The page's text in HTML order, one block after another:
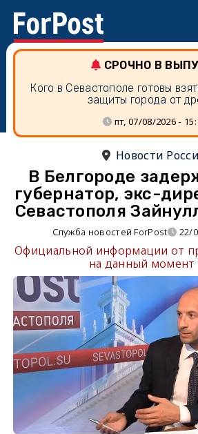
СРОЧНО В
Кого в Севастополе готовы
защиты города от
пт, 07/08/2026 -
Новости
В Белгороде
губернатор, экс-
Севастополя
Служба новостей ForPost 22/
Официальной информации от
на данный момент